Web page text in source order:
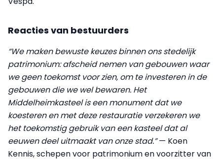
Reacties van bestuurders
“We maken bewuste keuzes binnen ons stedelijk
patrimonium: afscheid nemen van gebouwen waar
we geen toekomst voor zien, om te investeren in de
gebouwen die we wel bewaren. Het
Middelheimkasteel is een monument dat we
koesteren en met deze restauratie verzekeren we
het toekomstig gebruik van een kasteel dat al
eeuwen deel uitmaakt van onze stad.”— Koen
Kennis, schepen voor patrimonium en voorzitter van